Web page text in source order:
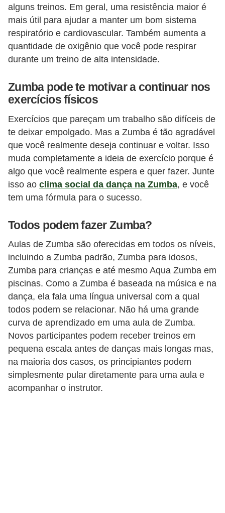
alguns treinos. Em geral, uma resistência maior é
mais útil para ajudar a manter um bom sistema
respiratório e cardiovascular. Também aumenta a
quantidade de oxigênio que você pode respirar
durante um treino de alta intensidade.
Zumba pode te motivar a continuar nos
exercícios físicos
Exercícios que pareçam um trabalho são difíceis de
te deixar empolgado. Mas a Zumba é tão agradável
que você realmente deseja continuar e voltar. Isso
muda completamente a ideia de exercício porque é
algo que você realmente espera e quer fazer. Junte
isso ao clima social da dança na Zumba, e você
tem uma fórmula para o sucesso.
Todos podem fazer Zumba?
Aulas de Zumba são oferecidas em todos os níveis,
incluindo a Zumba padrão, Zumba para idosos,
Zumba para crianças e até mesmo Aqua Zumba em
piscinas. Como a Zumba é baseada na música e na
dança, ela fala uma língua universal com a qual
todos podem se relacionar. Não há uma grande
curva de aprendizado em uma aula de Zumba.
Novos participantes podem receber treinos em
pequena escala antes de danças mais longas mas,
na maioria dos casos, os principiantes podem
simplesmente pular diretamente para uma aula e
acompanhar o instrutor.